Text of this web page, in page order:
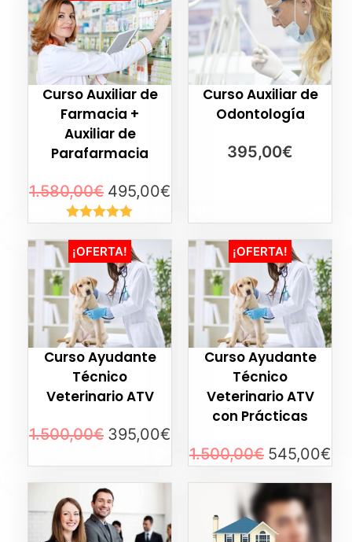
Curso Auxiliar de
Farmacia +
Auxiliar de
Parafarmacia
1.580,00€ 495,00€
con5.00de
5
Curso Auxiliar de
Odontología
395,00€
¡OFERTA!
Curso Ayudante
Técnico
Veterinario ATV
1.500,00€ 395,00€
¡OFERTA!
Curso Ayudante
Técnico
Veterinario ATV
con Prácticas
1.500,00€ 545,00€